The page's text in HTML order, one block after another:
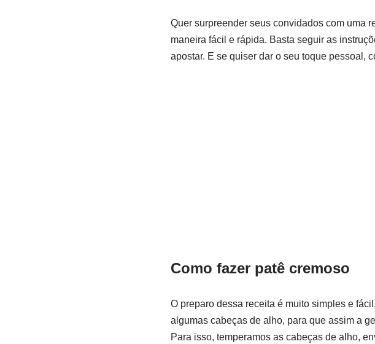
Quer surpreender seus convidados com uma
maneira fácil e rápida. Basta seguir as
apostar. E se quiser dar o seu toque pessoal,
Como fazer patê cremoso
O preparo dessa receita é muito simples e
algumas cabeças de alho, para que assim a
Para isso, temperamos as cabeças de alho,